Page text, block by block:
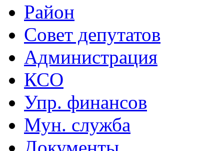
Район
Совет депутатов
Администрация
КСО
Упр. финансов
Мун. служба